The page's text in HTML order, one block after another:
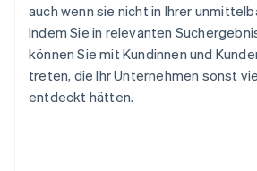
auch wenn sie nicht in Ihrer
Indem Sie in relevanten
können Sie mit Kundinnen und
treten, die Ihr Unternehmen sonst
entdeckt hätten.